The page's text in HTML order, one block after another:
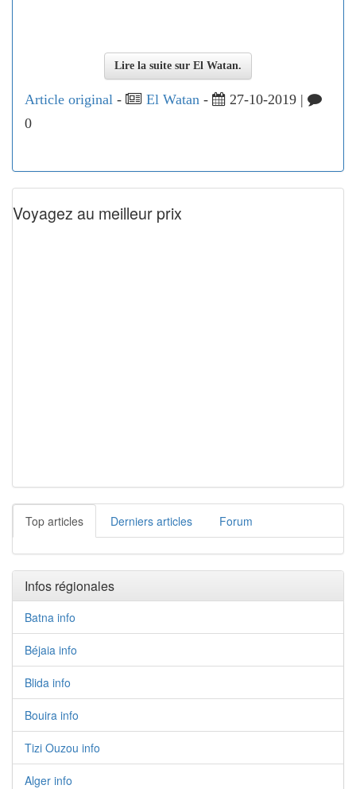
Lire la suite sur El Watan.
Article original - El Watan -
27-10-2019 |
0
Voyagez au meilleur prix
Top articles Derniers articles Forum
Infos régionales
Batna info
Béjaia info
Blida info
Bouira info
Tizi Ouzou info
Alger info